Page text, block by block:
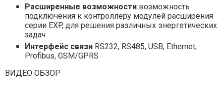
Расширенные возможности возможность
подключения к контроллеру модулей расширения
серии EXP, для решения различных энергетических
задач
Интерфейс связи RS232, RS485, USB, Ethernet,
Profibus, GSM/GPRS
ВИДЕО ОБЗОР